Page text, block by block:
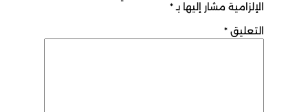
الإلزامية مشار إليها بـ *
التعليق*